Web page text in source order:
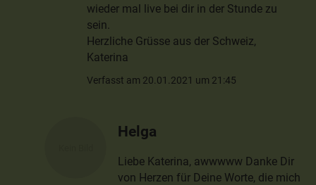
wieder mal live bei dir in der Stunde zu
sein.
Herzliche Grüsse aus der Schweiz,
Katerina
Verfasst am 20.01.2021 um 21:45
Helga
Liebe Katerina, awwwww Danke Dir
von Herzen für Deine Worte, die mich